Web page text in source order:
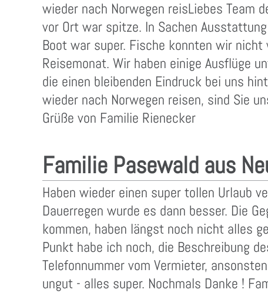
wieder nach Norwegen reisLiebes Team
vor Ort war spitze. In Sachen
Boot war super. Fische konnten wir
Reisemonat. Wir haben einige Ausflüge
die einen bleibenden Eindruck bei uns
wieder nach Norwegen reisen, sind Sie
Grüße von Familie Rienecker
Familie Pasewald aus
Haben wieder einen super tollen Urlaub
Dauerregen wurde es dann besser. Die
kommen, haben längst noch nicht alles
Punkt habe ich noch, die Beschreibung
Telefonnummer vom Vermieter,
ungut - alles super. Nochmals Danke !